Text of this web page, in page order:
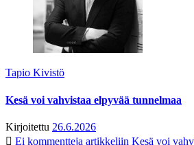
Tapio Kivistö
Kesä voi vahvistaa elpyvää tunnelmaa
Kirjoitettu 26.6.2026
Ei kommentteja artikkeliin Kesä voi